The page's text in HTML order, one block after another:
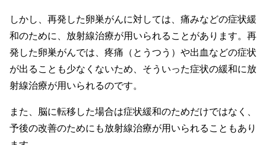
しかし、再発した卵巣がんに対しては、痛みなどの症状緩
和のために、放射線治療が用いられることがあります。再
発した卵巣がんでは、疼痛（とうつう）や出血などの症状
が出ることも少なくないため、そういった症状の緩和に放
射線治療が用いられるのです。
また、脳に転移した場合は症状緩和のためだけではなく、
予後の改善のためにも放射線治療が用いられることもあり